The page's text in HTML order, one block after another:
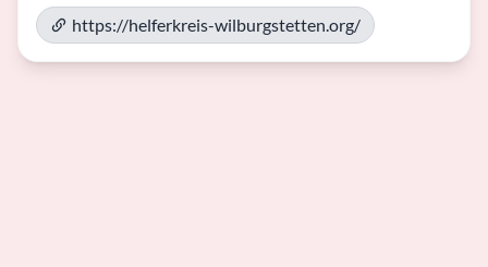
https://helferkreis-wilburgstetten.org/